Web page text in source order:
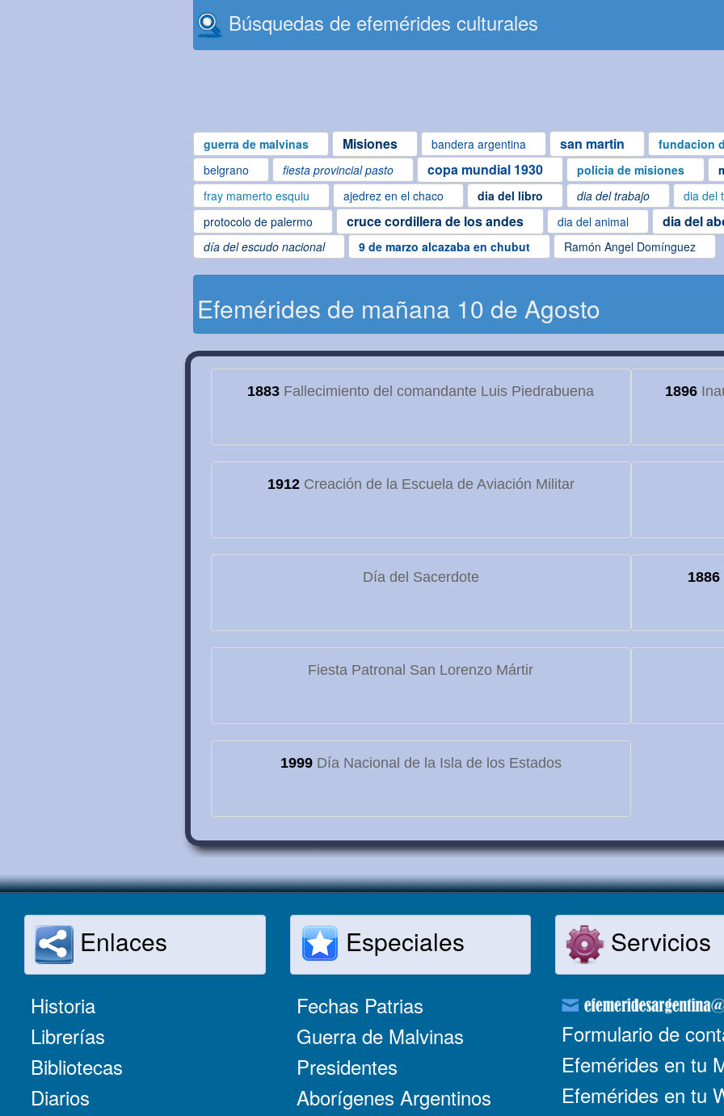
Búsquedas de efemérides culturales
guerra de malvinas Misiones bandera argentina san martin fundacion
belgrano fiesta provincial pasto copa mundial 1930 policia de misiones
fray mamerto esquiu
ajedrez en el chaco dia del libro dia del trabajo dia del
protocolo de palermo cruce cordillera de los andes dia del animal dia del
día del escudo nacional
9 de marzo alcazaba en chubut Ramón Angel Domínguez
Efemérides de mañana 10 de Agosto
1883 Fallecimiento del comandante Luis Piedrabuena 1896
1912Creación de la Escuela de Aviación Militar
Día del Sacerdote 1886
Fiesta Patronal San Lorenzo Mártir
1999Día Nacional de la Isla de los Estados
Enlaces
Historia
Librerías
Bibliotecas
Diarios
Especiales
Fechas Patrias
Guerra de Malvinas
Presidentes
Aborígenes Argentinos
Servicios
Formulario de
Efemérides en tu
Efemérides en tu